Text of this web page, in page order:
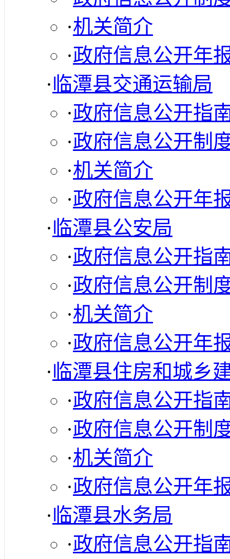
·机关简介
·政府信息公开年
·临潭县交通运输局
·政府信息公开指
·政府信息公开制
·机关简介
·政府信息公开年
·临潭县公安局
·政府信息公开指
·政府信息公开制
·机关简介
·政府信息公开年
·临潭县住房和城乡
·政府信息公开指
·政府信息公开制
·机关简介
·政府信息公开年
·临潭县水务局
·政府信息公开指